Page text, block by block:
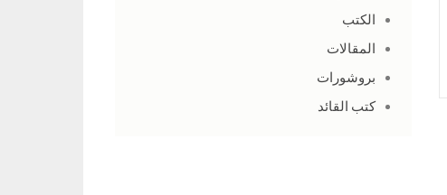
الكتب
المقالات
بروشورات
كتب القائد